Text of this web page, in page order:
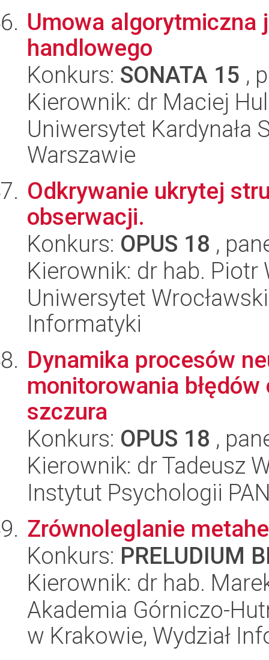
Umowa algorytmiczna
handlowego
Konkurs: SONATA 15 ,
Kierownik: dr Maciej
Uniwersytet Kardynała
Warszawie
Odkrywanie ukrytej
obserwacji.
Konkurs: OPUS 18 ,
Kierownik: dr hab. Piotr
Uniwersytet
Informatyki
Dynamika procesów
monitorowania
szczura
Konkurs: OPUS 18 ,
Kierownik: dr Tadeusz
Instytut Psychologii
Zrównoleglanie
Konkurs: PRELUDIUM
Kierownik: dr hab.
Akademia Górniczo-
w Krakowie, Wydział